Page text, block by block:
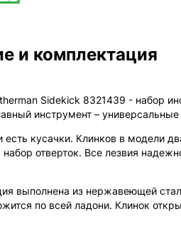
и комплектация
Sidekick 8321439 - набор
инструмент –
есть кусачки. Клинков в модели
набор отверток. Все лезвия
выполнена из нержавеющей
по всей ладони. Клинок